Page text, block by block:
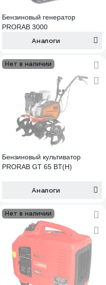
Бензиновый генератор
PRORAB 3000
Аналоги
Нет в наличии
Бензиновый культиватор
PRORAB GT 65 BT(H)
Аналоги
Нет в наличии